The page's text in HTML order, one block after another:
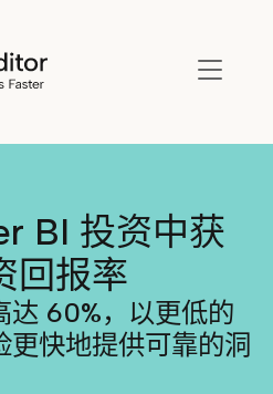
BI 投资中获
回报率
达 60%，以更低的
更快地提供可靠的洞